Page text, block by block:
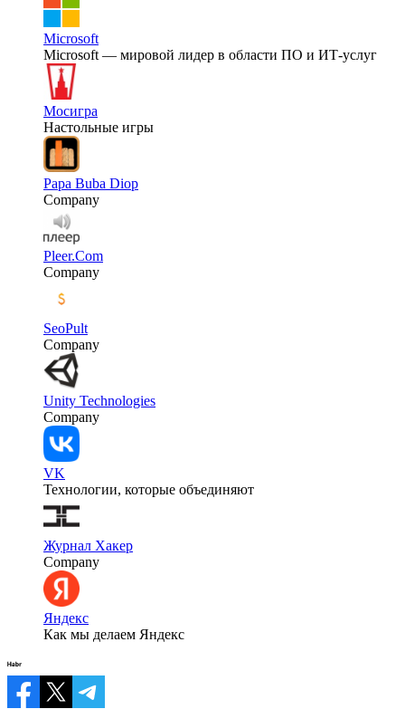
Microsoft
Microsoft — мировой лидер в области ПО и ИТ-услуг
Мосигра
Настольные игры
Papa Buba Diop
Company
Pleer.Com
Company
SeoPult
Company
Unity Technologies
Company
VK
Технологии, которые объединяют
Журнал Хакер
Company
Яндекс
Как мы делаем Яндекс